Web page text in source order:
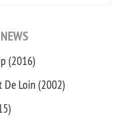
(2016)
De Loin (2002)